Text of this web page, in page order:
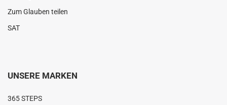
Zum Glauben teilen
SAT
UNSERE MARKEN
365 STEPS